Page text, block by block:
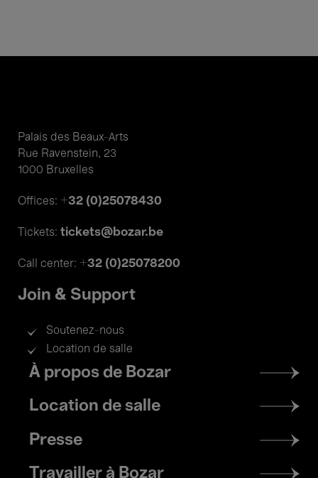
Palais des Beaux-Arts
Rue Ravenstein, 23
1000 Bruxelles
Offices: +32 (0)25078430
Tickets: tickets@bozar.be
Call center: +32 (0)25078200
Join & Support
Soutenez-nous
Location de salle
Footer
menu
À propos de Bozar
Location de salle
Presse
Travailler à Bozar